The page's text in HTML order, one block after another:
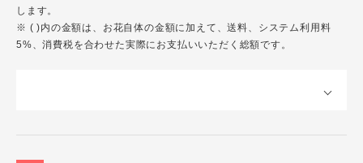
します。
※ ( )内の金額は、お花自体の金額に加えて、送料、システム利用料
5%、消費税を合わせた実際にお支払いいただく総額です。